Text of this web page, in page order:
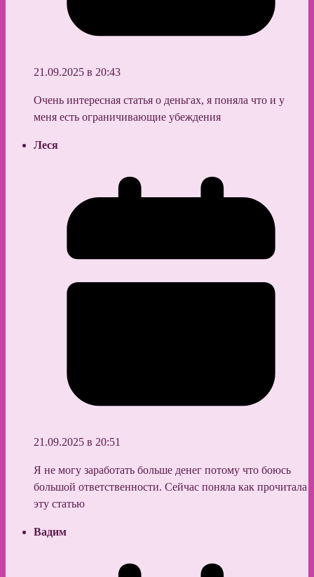
21.09.2025 в 20:43
Очень интересная статья о деньгах, я поняла что и у
меня есть ограничивающие убеждения
Леся
21.09.2025 в 20:51
Я не могу заработать больше денег потому что боюсь
большой ответственности. Сейчас поняла как прочитала
эту статью
Вадим